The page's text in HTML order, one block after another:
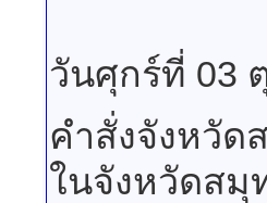
วันศุกร์ที่ 03
คำสั่งจังหวัด
ในจังหวัดสมุ